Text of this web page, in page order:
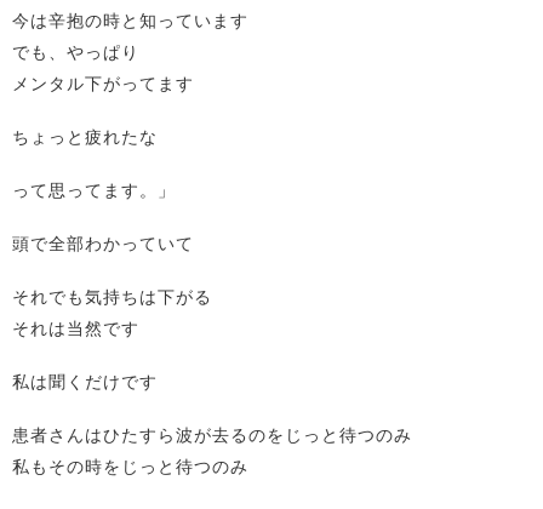
今は辛抱の時と知っています
でも、やっぱり
メンタル下がってます
ちょっと疲れたな
って思ってます。」
頭で全部わかっていて
それでも気持ちは下がる
それは当然です
私は聞くだけです
患者さんはひたすら波が去るのをじっと待つのみ
私もその時をじっと待つのみ